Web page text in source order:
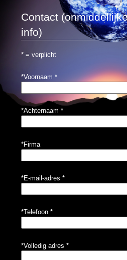
Contact
info)
* = verplicht
*Voornaam *
*Achternaam *
*Firma
*E-mail-adres *
*Telefoon *
*Volledig adres *